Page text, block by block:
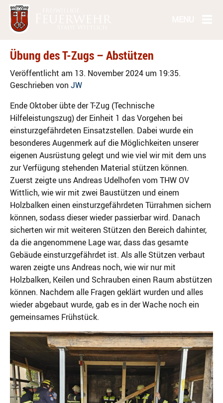
Übung des T-Zugs – Abstützen
Veröffentlicht am 13. November 2024 um 19:35.
Geschrieben von JW
Ende Oktober übte der T-Zug (Technische
Hilfeleistungszug) der Einheit 1 das Vorgehen bei
einsturzgefährdeten Einsatzstellen. Dabei wurde ein
besonderes Augenmerk auf die Möglichkeiten unserer
eigenen Ausrüstung gelegt und wie viel wir mit dem uns
zur Verfügung stehenden Material stützen können.
Zuerst zeigte uns Andreas Udelhofen vom THW OV
Wittlich, wie wir mit zwei Baustützen und einem
Holzbalken einen einsturzgefährdeten Türrahmen sichern
können, sodass dieser wieder passierbar wird. Danach
sicherten wir mit weiteren Stützen den Bereich dahinter,
da die angenommene Lage war, dass das gesamte
Gebäude einsturzgefährdet ist. Als alle Stützen verbaut
waren zeigte uns Andreas noch, wie wir nur mit
Holzbalken, Keilen und Schrauben einen Raum abstützen
können. Nachdem alle Fragen geklärt wurden und alles
wieder abgebaut wurde, gab es in der Wache noch ein
gemeinsames Frühstück.